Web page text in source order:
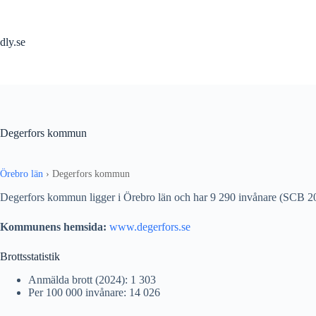
dly.se
Degerfors kommun
Örebro län › Degerfors kommun
Degerfors kommun ligger i Örebro län och har 9 290 invånare (SCB
Kommunens hemsida: www.degerfors.se
Brottsstatistik
Anmälda brott (2024): 1 303
Per 100 000 invånare: 14 026